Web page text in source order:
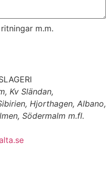
m.m.
Kv Sländan,
Hjorthagen, Albano,
Södermalm m.fl.